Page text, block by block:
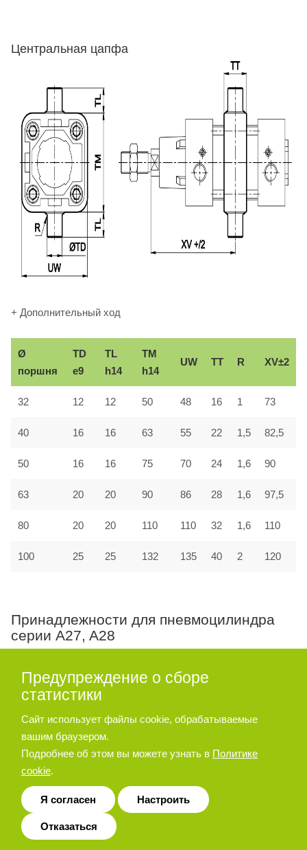
Центральная цапфа
+ Дополнительный ход
Ø
поршня
TD
e9
TL
h14
TM
h14
UW TT R XV±2
32 12 12 50 48 16 1 73
40 16 16 63 55 22 1,5 82,5
50 16 16 75 70 24 1,6 90
63 20 20 90 86 28 1,6 97,5
80 20 20 110 110 32 1,6 110
100 25 25 132 135 40 2 120
Принадлежности для пневмоцилиндра
серии A27, A28
Опора угловая
Предупреждение о сборе
статистики
Сайт использует файлы cookie, обрабатываемые
вашим браузером.
Подробнее об этом вы можете узнать в Политике
cookie.
Я согласен Настроить
Отказаться